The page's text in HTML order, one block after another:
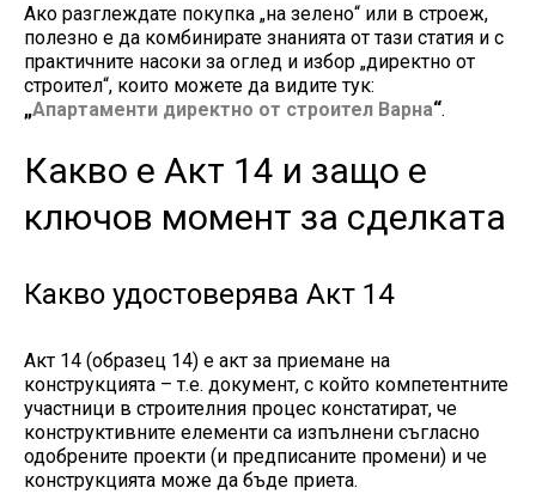
Ако разглеждате покупка „на зелено“ или в строеж,
полезно е да комбинирате знанията от тази статия и с
практичните насоки за оглед и избор „директно от
строител“, които можете да видите тук:
„Апартаменти директно от строител Варна“.
Какво е Акт 14 и защо е
ключов момент за сделката
Какво удостоверява Акт 14
Акт 14 (образец 14) е акт за приемане на
конструкцията – т.е. документ, с който компетентните
участници в строителния процес констатират, че
конструктивните елементи са изпълнени съгласно
одобрените проекти (и предписаните промени) и че
конструкцията може да бъде приета.